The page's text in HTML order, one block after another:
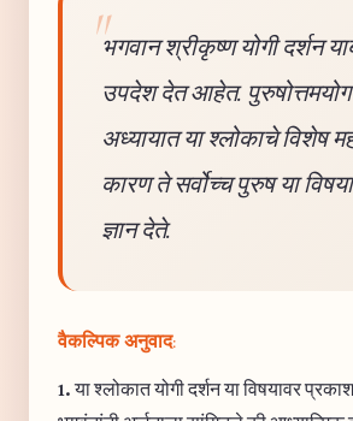
भगवान श्रीकृष्ण योगी दर्शन
उपदेश देत आहेत. पुरुषोत्तमयोग
अध्यायात या श्लोकाचे विशेष
कारण ते सर्वोच्च पुरुष या
ज्ञान देते.
वैकल्पिक अनुवाद:
1.या श्लोकात योगी दर्शन या विषयावर